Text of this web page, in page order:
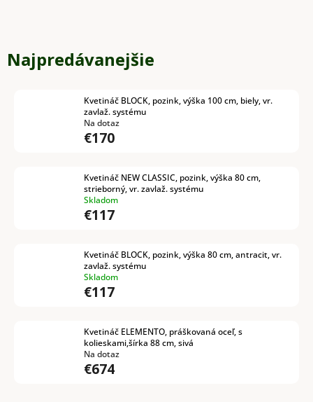
Najpredávanejšie
Kvetináč BLOCK, pozink, výška 100 cm, biely, vr.
zavlaž. systému
Na dotaz
€170
Kvetináč NEW CLASSIC, pozink, výška 80 cm,
strieborný, vr. zavlaž. systému
Skladom
€117
Kvetináč BLOCK, pozink, výška 80 cm, antracit, vr.
zavlaž. systému
Skladom
€117
Kvetináč ELEMENTO, práškovaná oceľ, s
kolieskami,šírka 88 cm, sivá
Na dotaz
€674